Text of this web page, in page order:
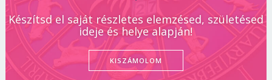
Készítsd el saját részletes elemzésed, születésed
ideje és helye alapján!
KISZÁMOLOM